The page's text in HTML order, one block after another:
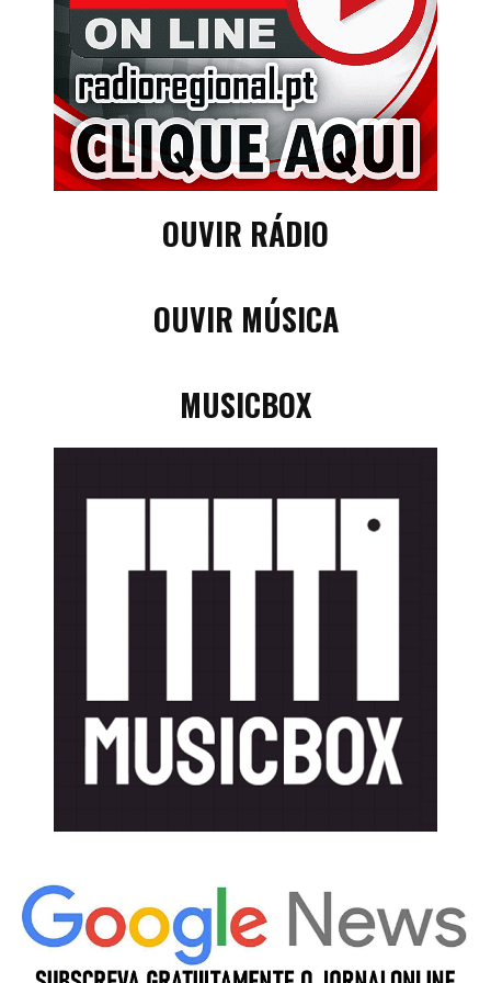
OUVIR RÁDIO
OUVIR MÚSICA
MUSICBOX